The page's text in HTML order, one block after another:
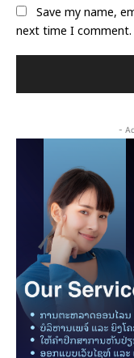
Save my name,
next time I comment.
-